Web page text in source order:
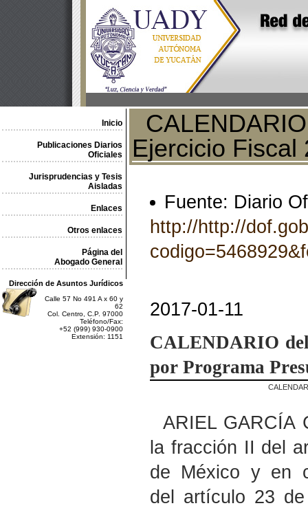
Inicio
Publicaciones Diarios
Oficiales
Jurisprudencias y Tesis
Aisladas
Enlaces
Otros enlaces
Página del
Abogado General
Dirección de Asuntos Jurídicos
Calle 57 No 491 A x 60 y
62
Col. Centro, C.P. 97000
Teléfono/Fax:
+52 (999) 930-0900
Extensión: 1151
Ejercicio Fiscal
Fuente: Diario
http://http://
2017-01-11
CALENDARIO
por Programa
ARIEL GARCÍA
la fracción II del
de México y en
del artículo 23